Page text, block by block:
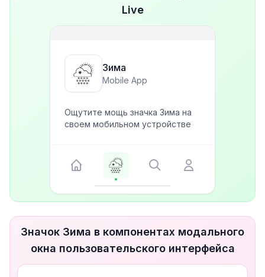
Live
Зима
Mobile App
Ощутите мощь значка Зима на
своем мобильном устройстве
Значок Зима в компонентах модального
окна пользовательского интерфейса